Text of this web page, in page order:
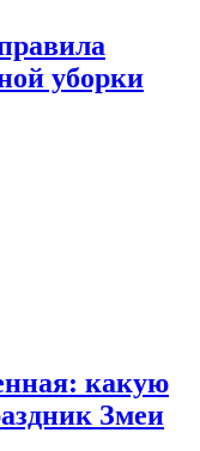
уборки
какую
Змеи